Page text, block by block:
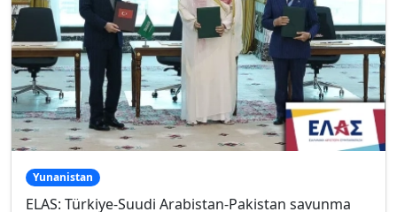
Yunanistan
ELAS: Türkiye-Suudi Arabistan-Pakistan savunma